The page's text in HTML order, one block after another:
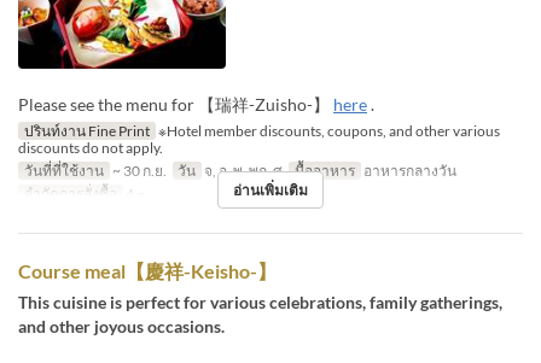
Please see the menu for 【瑞祥-Zuisho-】 here.
ปรินท์งาน Fine Print ※Hotel member discounts, coupons, and other various
discounts do not apply.
วันที่ที่ใช้งาน ~ 30 ก.ย. วัน จ, อ, พ, พฤ, ศ มื้ออาหาร อาหารกลางวัน
จำกัดการสั่งซื้อ
4 ~ อ่านเพิ่มเติม
Course meal【慶祥-Keisho-】
This cuisine is perfect for various celebrations, family gatherings,
and other joyous occasions.